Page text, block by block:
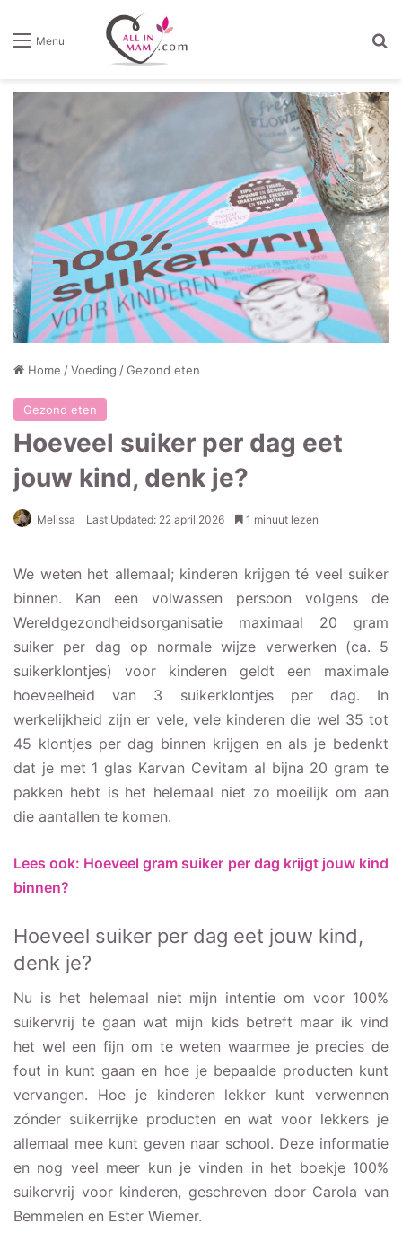
Menu
Home /Voeding /Gezond eten
Gezond eten
Hoeveel suiker per dag eet
jouw kind, denk je?
Melissa Last Updated: 22 april 2026 1 minuut lezen
We weten het allemaal; kinderen krijgen té veel suiker
binnen. Kan een volwassen persoon volgens de
Wereldgezondheidsorganisatie maximaal 20 gram
suiker per dag op normale wijze verwerken (ca. 5
suikerklontjes) voor kinderen geldt een maximale
hoeveelheid van 3 suikerklontjes per dag. In
werkelijkheid zijn er vele, vele kinderen die wel 35 tot
45 klontjes per dag binnen krijgen en als je bedenkt
dat je met 1 glas Karvan Cevitam al bijna 20 gram te
pakken hebt is het helemaal niet zo moeilijk om aan
die aantallen te komen.
Lees ook: Hoeveel gram suiker per dag krijgt jouw kind
binnen?
Hoeveel suiker per dag eet jouw kind,
denk je?
Nu is het helemaal niet mijn intentie om voor 100%
suikervrij te gaan wat mijn kids betreft maar ik vind
het wel een fijn om te weten waarmee je precies de
fout in kunt gaan en hoe je bepaalde producten kunt
vervangen. Hoe je kinderen lekker kunt verwennen
zónder suikerrijke producten en wat voor lekkers je
allemaal mee kunt geven naar school. Deze informatie
en nog veel meer kun je vinden in het boekje 100%
suikervrij voor kinderen, geschreven door Carola van
Bemmelen en Ester Wiemer.